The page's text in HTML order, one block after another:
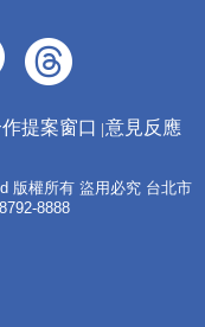
提案窗口 意見反應
版權所有 盜用必究 台北市
8888